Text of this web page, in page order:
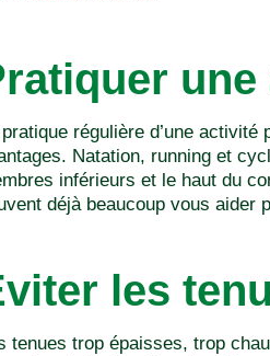
régulière d’une
Natation, running et
inférieurs et le haut du
déjà beaucoup vous aider
les
tenues trop épaisses, trop